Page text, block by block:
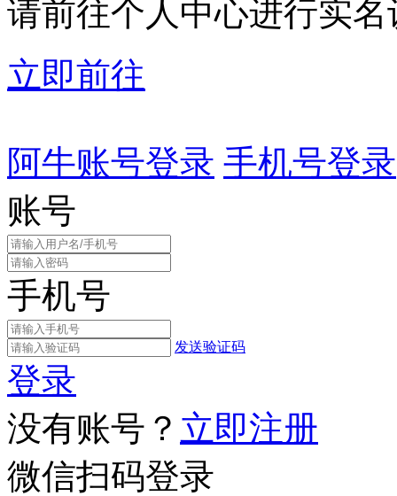
请前往个人中心进行实名
立即前往
阿牛账号登录 手机号登录
账号
手机号
发送验证码
登录
没有账号？ 立即注册
微信扫码登录